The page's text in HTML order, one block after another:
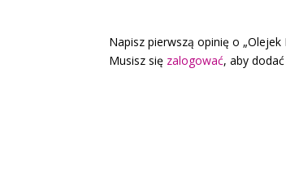
Napisz pierwszą opinię o „Olejek
Musisz się zalogować, aby